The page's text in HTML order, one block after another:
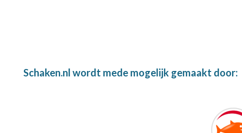
Schaken.nl wordt mede mogelijk gemaakt door: